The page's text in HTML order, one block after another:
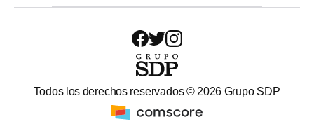
Todos los derechos reservados © 2026 Grupo SDP